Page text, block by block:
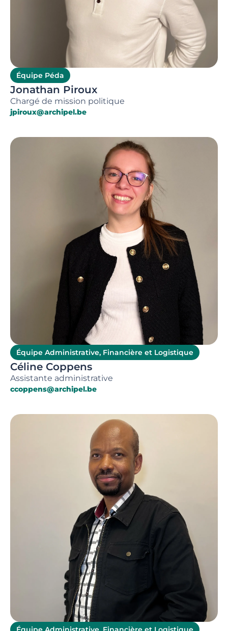
Équipe Péda
Jonathan Piroux
Chargé de mission politique
jpiroux@archipel.be
Équipe Administrative, Financière et Logistique
Céline Coppens
Assistante administrative
ccoppens@archipel.be